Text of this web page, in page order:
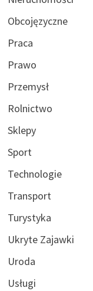
Obcojęzyczne
Praca
Prawo
Przemysł
Rolnictwo
Sklepy
Sport
Technologie
Transport
Turystyka
Ukryte Zajawki
Uroda
Usługi